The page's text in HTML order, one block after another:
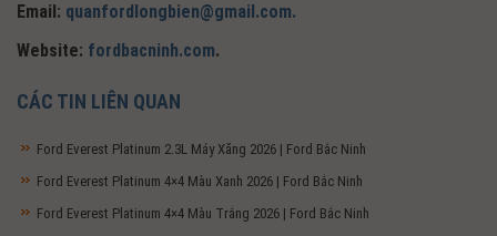
Email: quanfordlongbien@gmail.com.
Website: fordbacninh.com.
CÁC TIN LIÊN QUAN
Ford Everest Platinum 2.3L Máy Xăng 2026 | Ford Bắc Ninh
Ford Everest Platinum 4×4 Màu Xanh 2026 | Ford Bắc Ninh
Ford Everest Platinum 4×4 Màu Trắng 2026 | Ford Bắc Ninh